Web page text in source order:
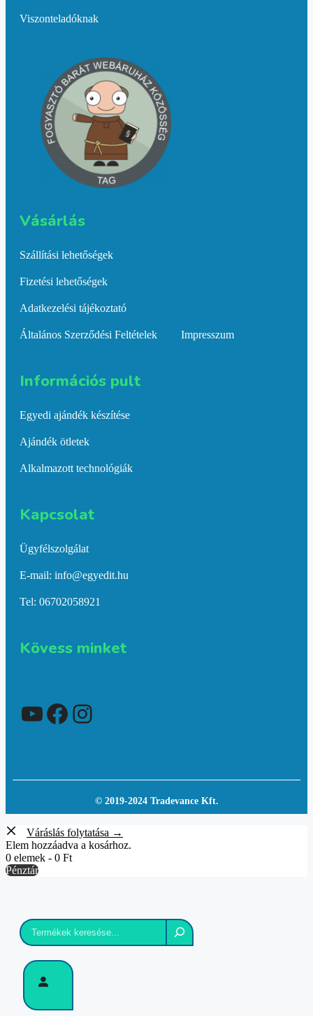
Viszonteladóknak
Vásárlás​
Szállítási lehetőségek
Fizetési lehetőségek
Adatkezelési tájékoztató
Általános Szerződési Feltételek Impresszum
Információs pult​
Egyedi ajándék készítése
Ajándék ötletek
Alkalmazott technológiák
Kapcsolat​
Ügyfélszolgálat
E-mail: info@egyedit.hu
Tel: 06702058921
Kövess minket
YouTube
Facebook
Instagram
© 2019-2024 Tradevance Kft.
Váráslás folytatása →
Elem hozzáadva a kosárhoz.
0 elemek - 0 Ft
Pénztár
Keresés